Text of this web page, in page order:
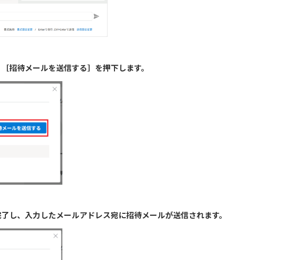
招待メールを送信する］を押下します。
し、入力したメールアドレス宛に招待メールが送信されます。